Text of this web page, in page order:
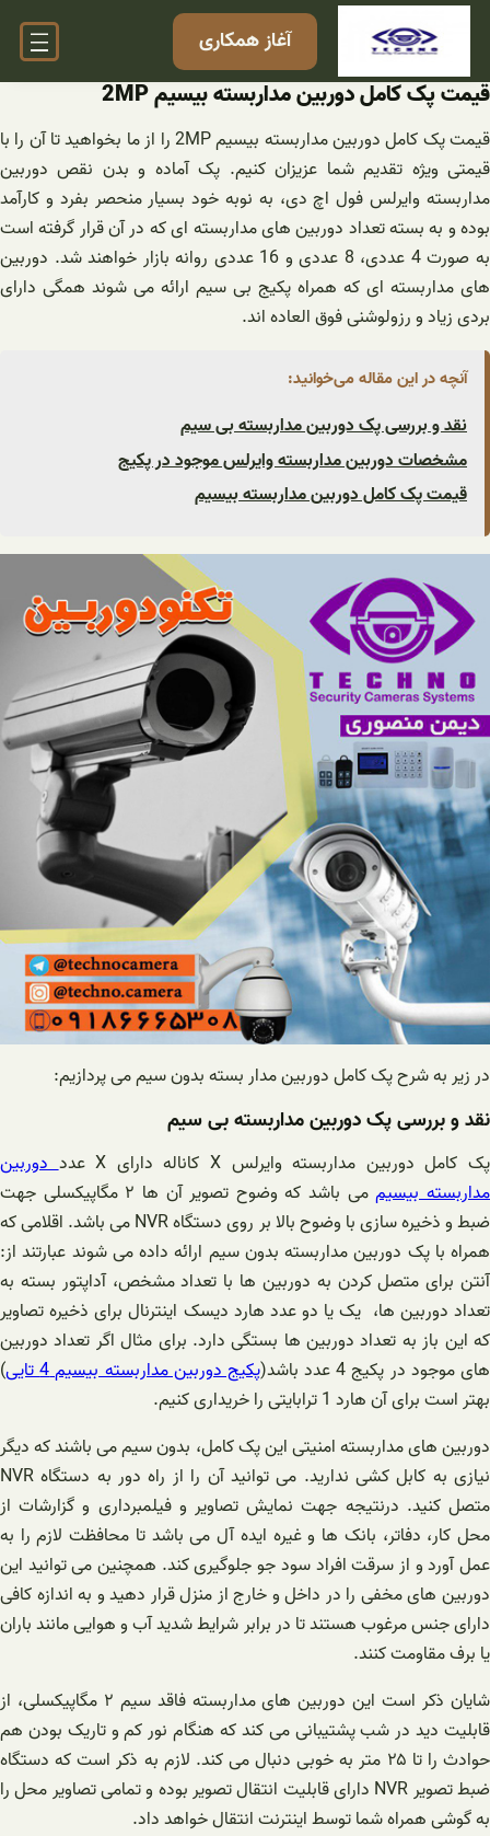
رفتن
آغاز همکاری
قیمت پک کامل دوربین مداربسته بیسیم 2MP
قیمت پک کامل دوربین مداربسته بیسیم 2MP را از ما بخواهید تا آن را با
قیمتی ویژه تقدیم شما عزیزان کنیم. پک آماده و بدن نقص دوربین
مداربسته وایرلس فول اچ دی، به نوبه خود بسیار منحصر بفرد و کارآمد
بوده و به بسته تعداد دوربین های مداربسته ای که در آن قرار گرفته است
به صورت 4 عددی، 8 عددی و 16 عددی روانه بازار خواهند شد. دوربین
های مداربسته ای که همراه پکیج بی سیم ارائه می شوند همگی دارای
بردی زیاد و رزولوشنی فوق العاده اند.
آنچه در این مقاله می‌خوانید:
نقد و بررسی پک دوربین مداربسته بی سیم
مشخصات دوربین مداربسته وایرلس موجود در پکیج
قیمت پک کامل دوربین مداربسته بیسیم
در زیر‌ به شرح پک کامل دوربین مدار بسته بدون سیم می پردازیم:
نقد و بررسی پک دوربین مداربسته بی سیم
پک کامل دوربین مداربسته وایرلس X کاناله دارای X عدد
دوربین
مداربسته بیسیم
می باشد که وضوح تصویر آن ها ۲ مگاپیکسلی جهت
ضبط و ذخیره سازی با وضوح بالا بر روی دستگاه NVR می باشد. اقلامی که
همراه با پک دوربین مداربسته بدون سیم ارائه داده می شوند عبارتند از:
آنتن برای متصل کردن به دوربین ها با تعداد مشخص، آداپتور بسته به
تعداد دوربین ها، یک یا دو عدد هارد دیسک اینترنال برای ذخیره تصاویر
که این باز به تعداد دوربین ها بستگی دارد. برای مثال اگر تعداد دوربین
های موجود در پکیج 4 عدد باشد(
پکیج دوربین مداربسته بیسیم 4 تایی
)
بهتر است برای آن هارد 1 ترابایتی را خریداری کنیم.
دوربین های مداربسته امنیتی این پک کامل، بدون سیم می باشند که دیگر
نیازی به کابل کشی ندارید. می توانید آن را از راه دور به دستگاه NVR
متصل کنید. درنتیجه جهت نمایش تصاویر و فیلمبرداری و گزارشات از
محل کار، دفاتر، بانک ها و غیره ایده آل می باشد تا محافظت لازم را به
عمل آورد و از سرقت افراد سود جو جلوگیری کند. همچنین می توانید این
دوربین های مخفی را در داخل و خارج از منزل قرار دهید و به اندازه کافی
دارای جنس مرغوب هستند تا در برابر شرایط شدید آب و هوایی مانند باران
یا برف مقاومت کنند.
شایان ذکر است این دوربین های مداربسته فاقد سیم ۲ مگاپیکسلی، از
قابلیت دید در شب پشتیبانی می کند که هنگام نور کم و تاریک بودن هم
حوادث را تا ۲۵ متر به خوبی دنبال می کند. لازم به ذکر است که دستگاه
ضبط تصویر NVR دارای قابلیت انتقال تصویر بوده و تمامی تصاویر محل را
به گوشی همراه شما توسط اینترنت انتقال خواهد داد.